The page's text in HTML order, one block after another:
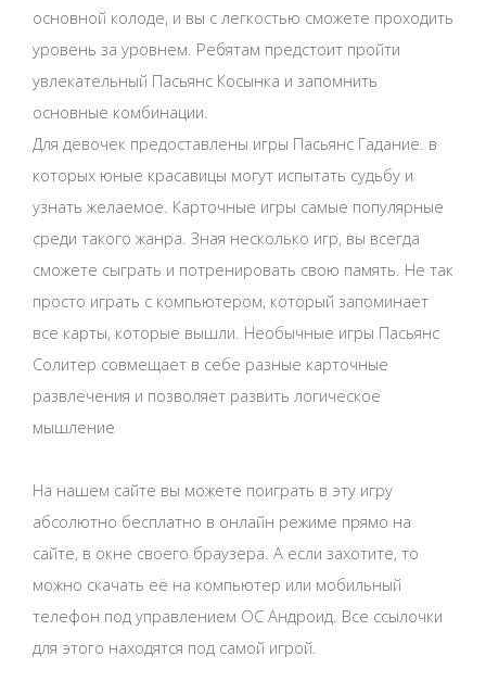
основной колоде, и вы с легкостью сможете проходить
уровень за уровнем. Ребятам предстоит пройти
увлекательный Пасьянс Косынка и запомнить
основные комбинации.
Для девочек предоставлены игры Пасьянс Гадание. в
которых юные красавицы могут испытать судьбу и
узнать желаемое. Карточные игры самые популярные
среди такого жанра. Зная несколько игр, вы всегда
сможете сыграть и потренировать свою память. Не так
просто играть с компьютером, который запоминает
все карты, которые вышли. Необычные игры Пасьянс
Солитер совмещает в себе разные карточные
развлечения и позволяет развить логическое
мышление
На нашем сайте вы можете поиграть в эту игру
абсолютно бесплатно в онлайн режиме прямо на
сайте, в окне своего браузера. А если захотите, то
можно скачать её на компьютер или мобильный
телефон под управлением ОС Андроид. Все ссылочки
для этого находятся под самой игрой.